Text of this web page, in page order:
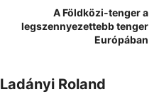
A Földközi-tenger a
legszennyezettebb tenger
Európában
Ladányi Roland